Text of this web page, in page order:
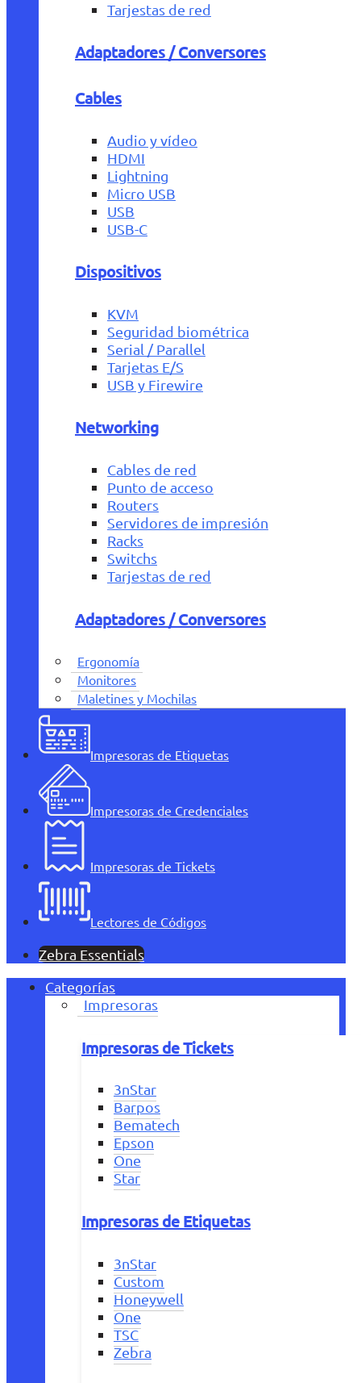
Tarjestas de red
Adaptadores / Conversores
Cables
Audio y vídeo
HDMI
Lightning
Micro USB
USB
USB-C
Dispositivos
KVM
Seguridad biométrica
Serial / Parallel
Tarjetas E/S
USB y Firewire
Networking
Cables de red
Punto de acceso
Routers
Servidores de impresión
Racks
Switchs
Tarjestas de red
Adaptadores / Conversores
Ergonomía
Monitores
Maletines y Mochilas
Impresoras de Etiquetas
Impresoras de Credenciales
Impresoras de Tickets
Lectores de Códigos
Zebra Essentials
Categorías
Impresoras
Impresoras de Tickets
3nStar
Barpos
Bematech
Epson
One
Star
Impresoras de Etiquetas
3nStar
Custom
Honeywell
One
TSC
Zebra